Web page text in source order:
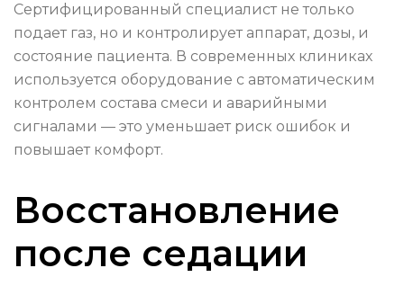
Сертифицированный специалист не только
подает газ, но и контролирует аппарат, дозы, и
состояние пациента. В современных клиниках
используется оборудование с автоматическим
контролем состава смеси и аварийными
сигналами — это уменьшает риск ошибок и
повышает комфорт.
Восстановление
после седации